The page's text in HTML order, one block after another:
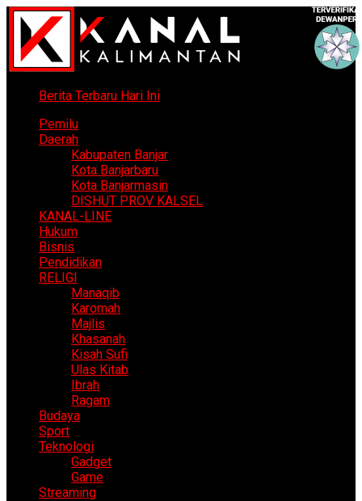
Berita Terbaru Hari Ini
Pemilu
Daerah
Kabupaten Banjar
Kota Banjarbaru
Kota Banjarmasin
DISHUT PROV KALSEL
KANAL-LINE
Hukum
Bisnis
Pendidikan
RELIGI
Manaqib
Karomah
Majlis
Khasanah
Kisah Sufi
Ulas Kitab
Ibrah
Ragam
Budaya
Sport
Teknologi
Gadget
Game
Streaming